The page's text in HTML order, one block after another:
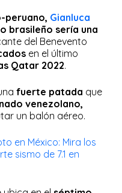
peruano, Gianluca
brasileño sería una
del Benevento
en el último
Qatar 2022.
fuerte patada que
venezolano,
un balón aéreo.
en México: Mira los
sismo de 7.1 en